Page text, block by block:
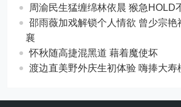
周渝民生猛缠绵林依晨 猴急
邵雨薇加戏解锁个人情欲 曾少宗艳
襄
怀秋随高捷混黑道 藉着魔使坏
渡边直美野外庆生初体验 嗨捧